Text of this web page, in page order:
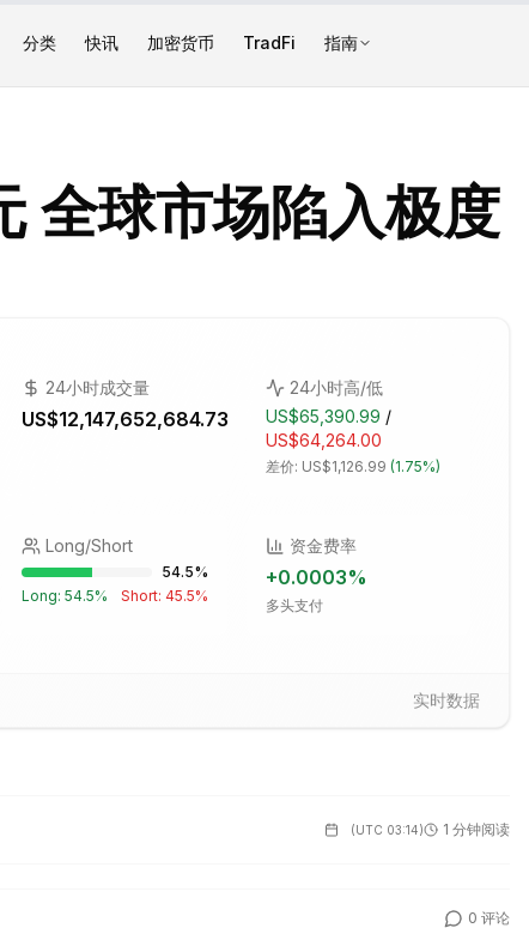
分类 快讯 加密货币 TradFi 指南
全球市场陷入极度
24小时成交量
US$12,147,652,684.73
24小时高/低
US$65,390.99 /
US$64,264.00
差价: US$1,126.99 (1.75%)
Long/Short
54.5%
Long: 54.5% Short: 45.5%
资金费率
+0.0003%
多头支付
实时数据
(UTC 03:14) 1 分钟阅读
0 评论